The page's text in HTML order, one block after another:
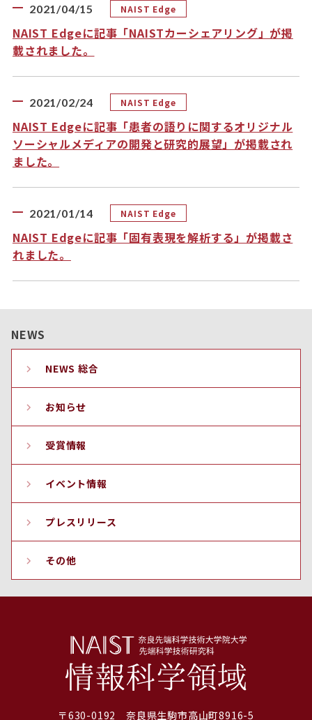
2021/04/15 NAIST Edge
NAIST Edgeに記事「NAISTカーシェアリング」が掲
載されました。
2021/02/24 NAIST Edge
NAIST Edgeに記事「患者の語りに関するオリジナル
ソーシャルメディアの開発と研究的展望」が掲載され
ました。
2021/01/14 NAIST Edge
NAIST Edgeに記事「固有表現を解析する」が掲載さ
れました。
NEWS
NEWS 総合
お知らせ
受賞情報
イベント情報
プレスリリース
その他
〒630-0192 奈良県生駒市高山町8916-5